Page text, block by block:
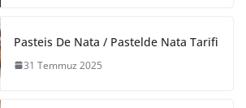
Pasteis De Nata / Pastelde Nata Tarifi
31 Temmuz 2025